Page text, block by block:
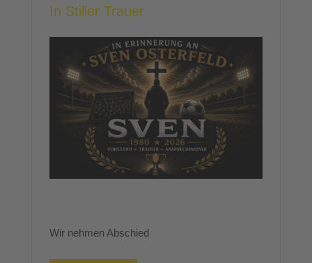
In Stiller Trauer
Wir nehmen Abschied